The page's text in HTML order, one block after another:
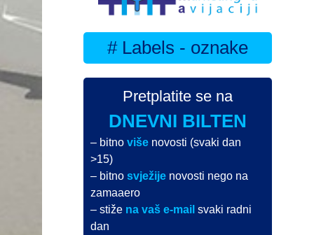
# Labels - oznake
Pretplatite se na
DNEVNI BILTEN
– bitnoviše novosti (svaki dan
>15)
– bitnosvježije novosti nego na
zamaaero
– stiže na vaš e-mail svaki radni
dan